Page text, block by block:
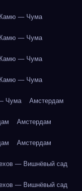
— Чума
— Чума
— Чума
— Чума
Чума Амстердам
Амстердам
Амстердам
— Вишнёвый сад
— Вишнёвый сад